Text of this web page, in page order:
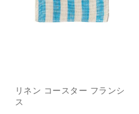
リネン コースター フランシ
ス